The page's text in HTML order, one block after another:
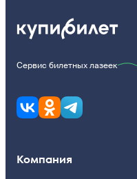
Сервис билетных лазеек
Компания